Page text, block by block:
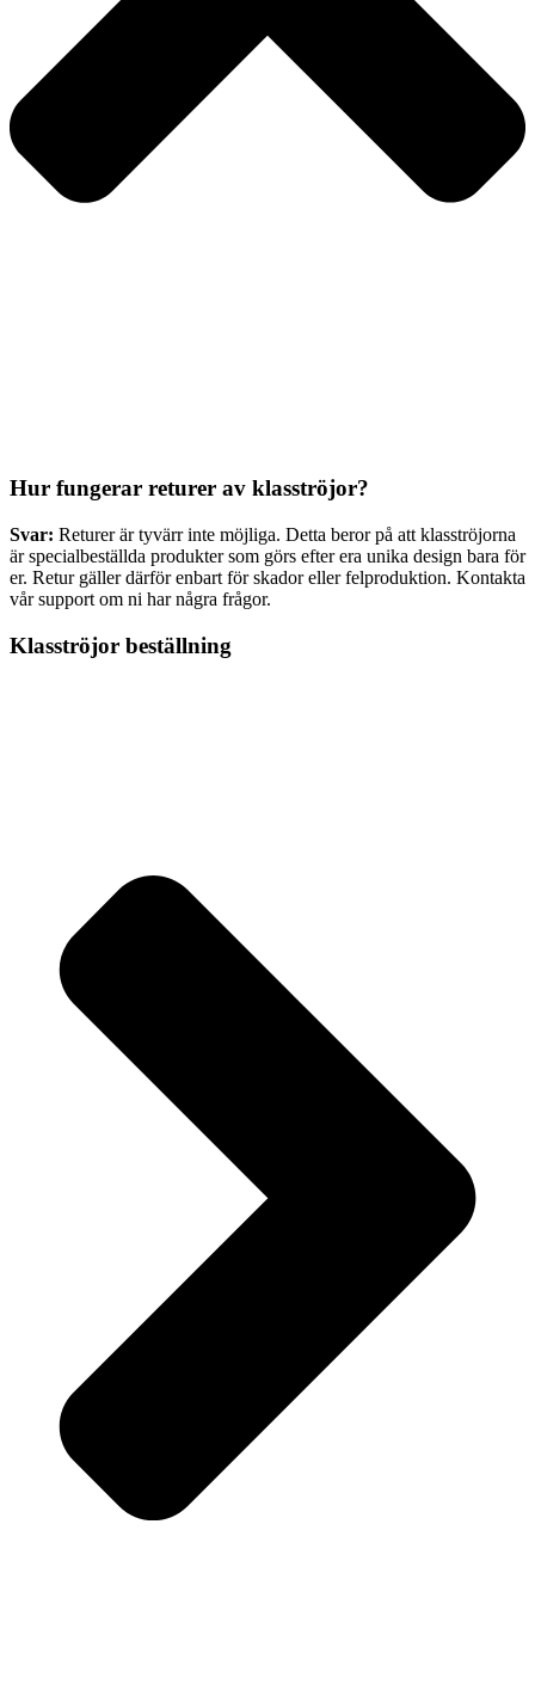
Hur fungerar returer av klasströjor?
Svar: Returer är tyvärr inte möjliga. Detta beror på att klasströjorna
är specialbeställda produkter som görs efter era unika design bara för
er. Retur gäller därför enbart för skador eller felproduktion. Kontakta
vår support om ni har några frågor.
Klasströjor beställning